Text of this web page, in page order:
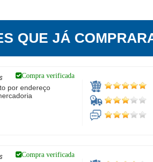
QUE JÁ
Compra verificada
por endereço
Compra verificada